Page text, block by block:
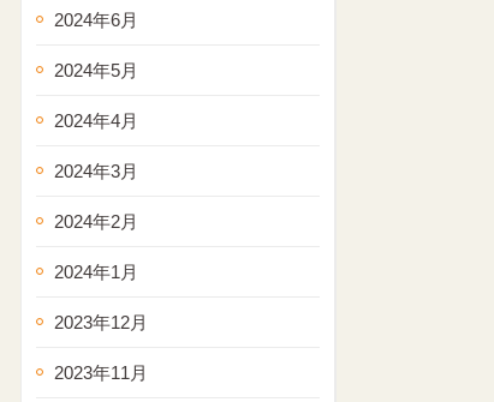
2024年6月
2024年5月
2024年4月
2024年3月
2024年2月
2024年1月
2023年12月
2023年11月